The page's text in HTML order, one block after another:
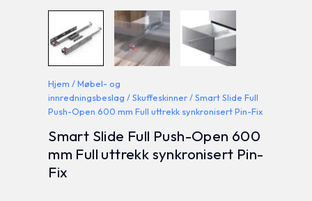
Hjem /Møbel- og
innredningsbeslag /Skuffeskinner/ Smart Slide Full
Push-Open 600 mm Full uttrekk synkronisert Pin-Fix
Smart Slide Full Push-Open 600
mm Full uttrekk synkronisert Pin-
Fix